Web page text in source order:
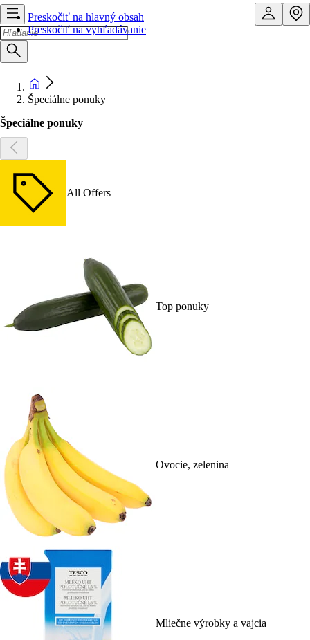
Preskočiť na hlavný obsah
Preskočiť na vyhľadávanie
Špeciálne ponuky
Špeciálne ponuky
All Offers
Top ponuky
Ovocie, zelenina
Mliečne výrobky a vajcia